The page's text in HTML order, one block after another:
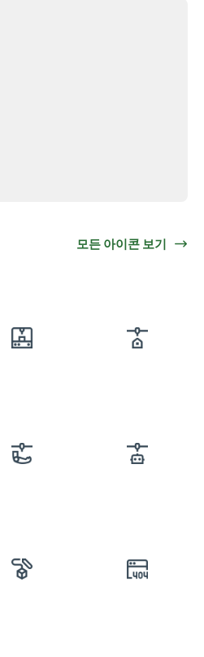
모든 아이콘 보기